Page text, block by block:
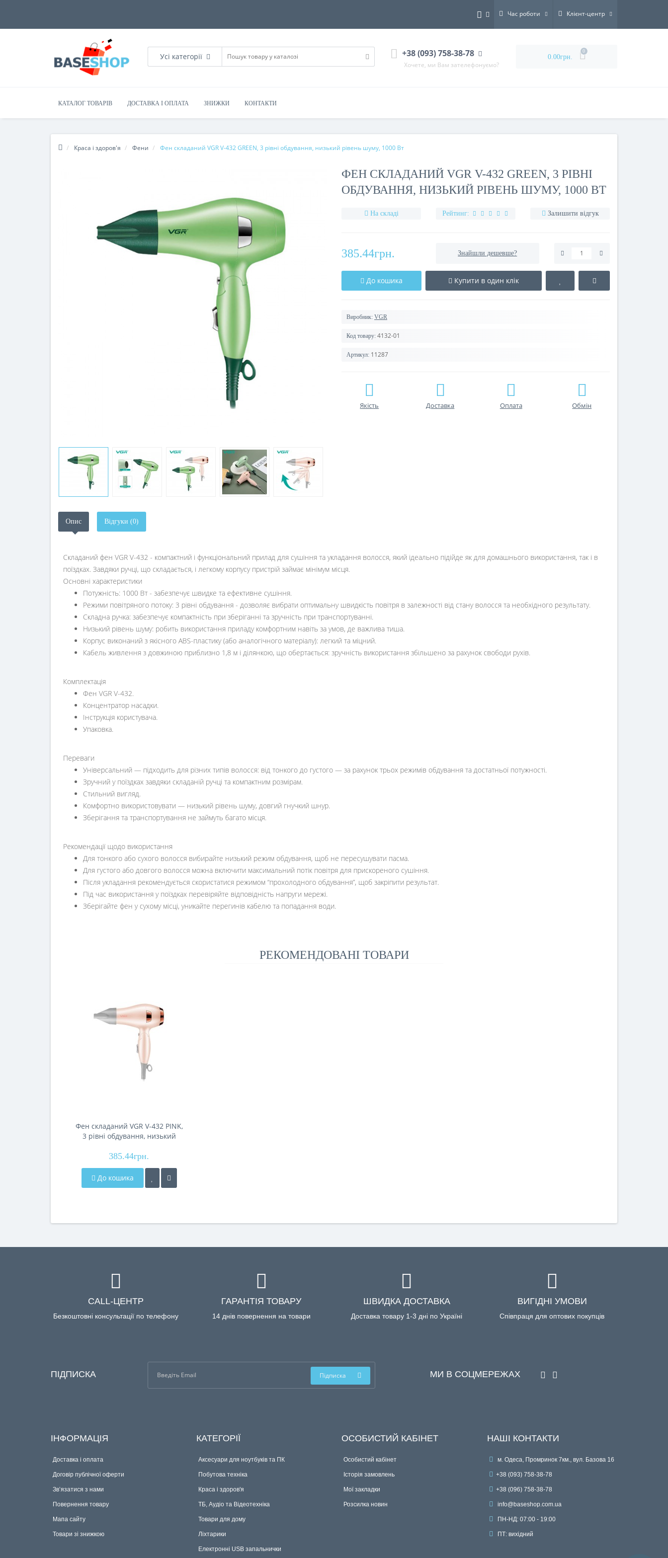
Час роботи Клієнт-центр
Усі категорії +38 (093) 758-38-78
Хочете, ми Вам зателефонуємо?
0.00грн.
0
КАТАЛОГ ТОВАРІВ ДОСТАВКА І ОПЛАТА ЗНИЖКИ КОНТАКТИ
Краса і здоров'я Фени Фен складаний VGR V-432 GREEN, 3 рівні обдування, низький рівень шуму, 1000 Вт
ФЕН СКЛАДАНИЙ VGR V-432 GREEN, 3 РІВНІ
ОБДУВАННЯ, НИЗЬКИЙ РІВЕНЬ ШУМУ, 1000 ВТ
На складі Рейтинг: Залишити відгук
385.44грн. Знайшли дешевше?
До кошика Купити в один клік
Виробник: VGR
Код товару: 4132-01
Артикул: 11287
Якість Доставка Оплата Обмін
Опис Відгуки (0)
Складаний фен VGR V-432 - компактний і функціональний прилад для сушіння та укладання волосся, який ідеально підійде як для домашнього використання, так і в
поїздках. Завдяки ручці, що складається, і легкому корпусу пристрій займає мінімум місця.
Основні характеристики
Потужність: 1000 Вт - забезпечує швидке та ефективне сушіння.
Режими повітряного потоку: 3 рівні обдування - дозволяє вибрати оптимальну швидкість повітря в залежності від стану волосся та необхідного результату.
Складна ручка: забезпечує компактність при зберіганні та зручність при транспортуванні.
Низький рівень шуму: робить використання приладу комфортним навіть за умов, де важлива тиша.
Корпус виконаний з якісного ABS-пластику (або аналогічного матеріалу): легкий та міцний.
Кабель живлення з довжиною приблизно 1,8 м і ділянкою, що обертається: зручність використання збільшено за рахунок свободи рухів.
Комплектація
Фен VGR V-432.
Концентратор насадки.
Інструкція користувача.
Упаковка.
Переваги
Універсальний — підходить для різних типів волосся: від тонкого до густого — за рахунок трьох режимів обдування та достатньої потужності.
Зручний у поїздках завдяки складаній ручці та компактним розмірам.
Стильний вигляд.
Комфортно використовувати — низький рівень шуму, довгий гнучкий шнур.
Зберігання та транспортування не займуть багато місця.
Рекомендації щодо використання
Для тонкого або сухого волосся вибирайте низький режим обдування, щоб не пересушувати пасма.
Для густого або довгого волосся можна включити максимальний потік повітря для прискореного сушіння.
Після укладання рекомендується скористатися режимом “прохолодного обдування”, щоб закріпити результат.
Під час використання у поїздках перевіряйте відповідність напруги мережі.
Зберігайте фен у сухому місці, уникайте перегинів кабелю та попадання води.
РЕКОМЕНДОВАНІ ТОВАРИ
Фен складаний VGR V-432 PINK,
3 рівні обдування, низький
385.44грн.
До кошика
CALL-ЦЕНТР
Безкоштовні консультації по телефону
ГАРАНТІЯ ТОВАРУ
14 днів повернення на товари
ШВИДКА ДОСТАВКА
Доставка товару 1-3 дні по Україні
ВИГІДНІ УМОВИ
Співпраця для оптових покупців
ПІДПИСКА Підписка МИ В СОЦМЕРЕЖАХ
ІНФОРМАЦІЯ
Доставка і оплата
Договір публічної оферти
Зв’язатися з нами
Повернення товару
Мапа сайту
Товари зі знижкою
КАТЕГОРІЇ
Аксесуари для ноутбуків та ПК
Побутова техніка
Краса і здоров'я
ТБ, Аудіо та Відеотехніка
Товари для дому
Ліхтарики
Електронні USB запальнички
ОСОБИСТИЙ КАБІНЕТ
Особистий кабінет
Історія замовлень
Мої закладки
Розсилка новин
НАШІ КОНТАКТИ
м. Одеса, Промринок 7км., вул. Базова 16
+38 (093) 758-38-78
+38 (096) 758-38-78
info@baseshop.com.ua
ПН-НД: 07:00 - 19:00
ПТ: вихідний